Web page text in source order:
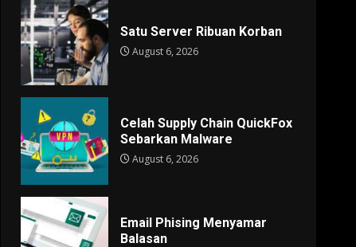
Satu Server Ribuan Korban
August 6, 2026
Celah Supply Chain QuickFox
Sebarkan Malware
August 6, 2026
Email Phising Menyamar
Balasan